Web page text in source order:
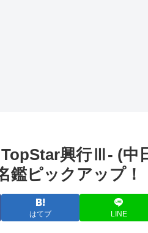
興行Ⅲ- (中
ピックアップ！
はてブ LINE